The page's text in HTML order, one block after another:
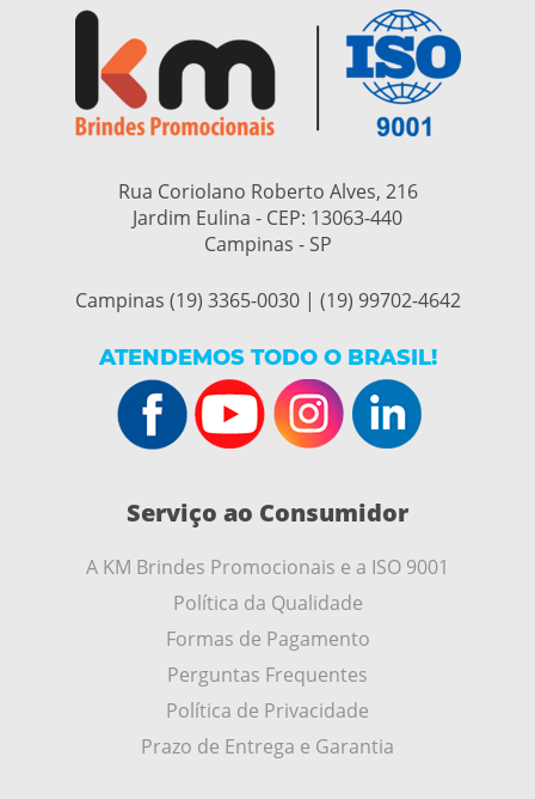
Rua Coriolano Roberto Alves, 216
Jardim Eulina - CEP: 13063-440
Campinas - SP
Campinas (19) 3365-0030 | (19) 99702-4642
ATENDEMOS TODO O BRASIL!
Serviço ao Consumidor
A KM Brindes Promocionais e a ISO 9001
Política da Qualidade
Formas de Pagamento
Perguntas Frequentes
Política de Privacidade
Prazo de Entrega e Garantia